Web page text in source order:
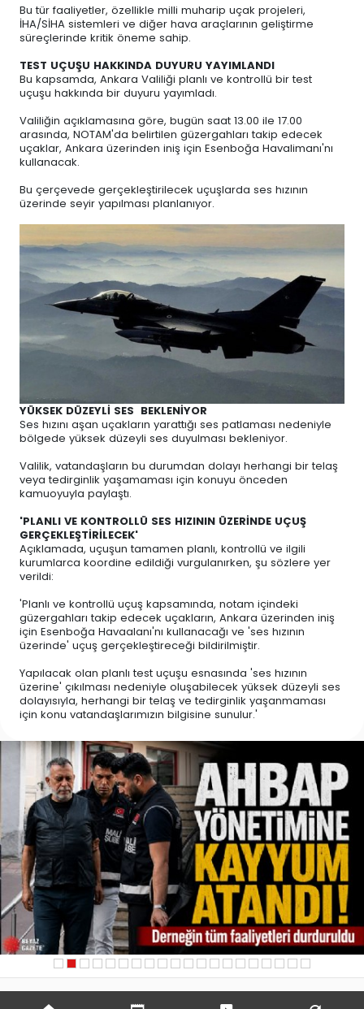
Bu tür faaliyetler, özellikle milli muharip uçak projeleri,
İHA/SİHA sistemleri ve diğer hava araçlarının geliştirme
süreçlerinde kritik öneme sahip.
TEST UÇUŞU HAKKINDA DUYURU YAYIMLANDI
Bu kapsamda, Ankara Valiliği planlı ve kontrollü bir test
uçuşu hakkında bir duyuru yayımladı.
Valiliğin açıklamasına göre, bugün saat 13.00 ile 17.00
arasında, NOTAM'da belirtilen güzergahları takip edecek
uçaklar, Ankara üzerinden iniş için Esenboğa Havalimanı'nı
kullanacak.
Bu çerçevede gerçekleştirilecek uçuşlarda ses hızının
üzerinde seyir yapılması planlanıyor.
YÜKSEK DÜZEYLİ SES BEKLENİYOR
Ses hızını aşan uçakların yarattığı ses patlaması nedeniyle
bölgede yüksek düzeyli ses duyulması bekleniyor.
Valilik, vatandaşların bu durumdan dolayı herhangi bir telaş
veya tedirginlik yaşamaması için konuyu önceden
kamuoyuyla paylaştı.
'PLANLI VE KONTROLLÜ SES HIZININ ÜZERİNDE UÇUŞ
GERÇEKLEŞTİRİLECEK'
Açıklamada, uçuşun tamamen planlı, kontrollü ve ilgili
kurumlarca koordine edildiği vurgulanırken, şu sözlere yer
verildi:
'Planlı ve kontrollü uçuş kapsamında, notam içindeki
güzergahları takip edecek uçakların, Ankara üzerinden iniş
için Esenboğa Havaalanı'nı kullanacağı ve 'ses hızının
üzerinde' uçuş gerçekleştireceği bildirilmiştir.
Yapılacak olan planlı test uçuşu esnasında 'ses hızının
üzerine' çıkılması nedeniyle oluşabilecek yüksek düzeyli ses
dolayısıyla, herhangi bir telaş ve tedirginlik yaşanmaması
için konu vatandaşlarımızın bilgisine sunulur.'